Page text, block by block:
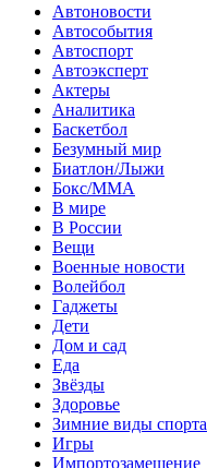
Автоновости
Автособытия
Автоспорт
Автоэксперт
Актеры
Аналитика
Баскетбол
Безумный мир
Биатлон/Лыжи
Бокс/MMA
В мире
В России
Вещи
Военные новости
Волейбол
Гаджеты
Дети
Дом и сад
Еда
Звёзды
Здоровье
Зимние виды спорта
Игры
Импортозамещение